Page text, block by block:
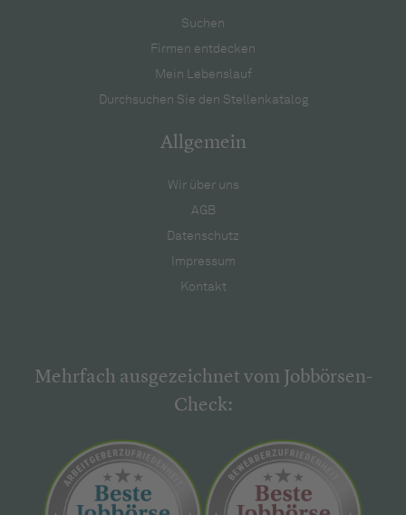
Suchen
Firmen entdecken
Mein Lebenslauf
Durchsuchen Sie den Stellenkatalog
Allgemein
Wir über uns
AGB
Datenschutz
Impressum
Kontakt
Mehrfach ausgezeichnet vom Jobbörsen-
Check: